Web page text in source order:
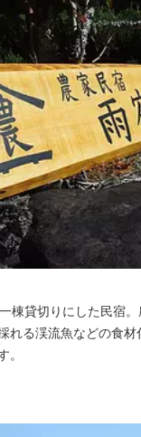
棟貸切りにした民宿
れる渓流魚などの食